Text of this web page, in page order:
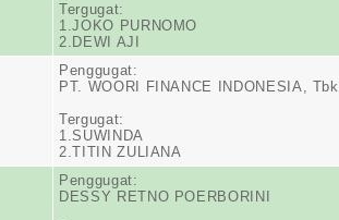
Tergugat:
1.JOKO PURNOMO
2.DEWI AJI
Penggugat:
PT. WOORI FINANCE INDONESIA, Tbk
Tergugat:
1.SUWINDA
2.TITIN ZULIANA
Penggugat:
DESSY RETNO POERBORINI